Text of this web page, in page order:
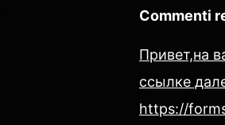
Commenti
Привет,на
ссылке
https://